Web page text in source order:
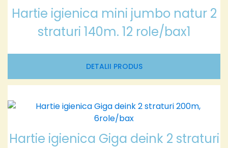
Hartie igienica mini jumbo natur 2
straturi 140m. 12 role/bax1
DETALII PRODUS
Hartie igienica Giga deink 2 straturi